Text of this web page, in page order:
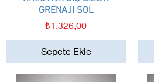
GRENAJI SOL
Fiyat
₺1.326,00
Sepete Ekle